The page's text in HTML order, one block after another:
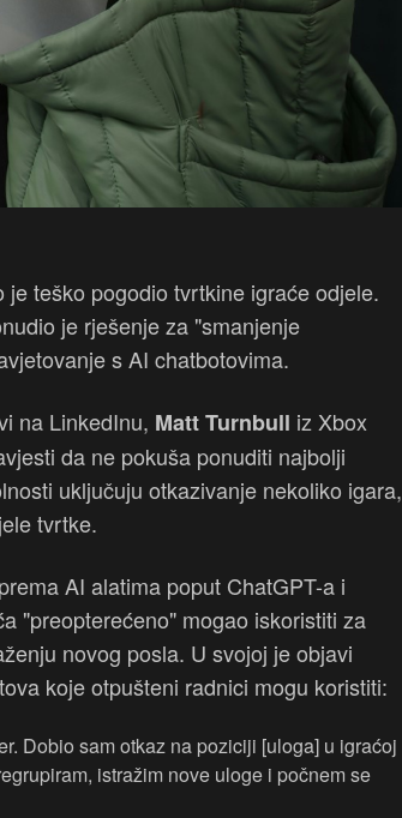
je teško pogodio tvrtkine igraće odjele.
je rješenje za "smanjenje
s AI chatbotovima.
na LinkedInu, Matt Turnbull iz Xbox
da ne pokuša ponuditi najbolji
uključuju otkazivanje nekoliko igara,
tvrtke.
AI alatima poput ChatGPT-a i
"preopterećeno" mogao iskoristiti za
novog posla. U svojoj je objavi
koje otpušteni radnici mogu koristiti:
Dobio sam otkaz na poziciji [uloga] u igraćoj
istražim nove uloge i počnem se